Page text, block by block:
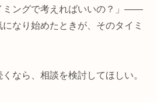
ミングで考えればいいの？」——
なり始めたときが、そのタイミ
なら、相談を検討してほしい。